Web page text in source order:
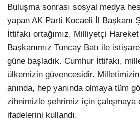
Buluşma sonrası sosyal medya
yapan AK Parti Kocaeli İl Başkanı
İttifakı ortağımız, Milliyetçi
Başkanımız Tuncay Batı ile
güne başladık. Cumhur İttifakı,
ülkemizin güvencesidir. Milletimizin
anında, hep yanında olmaya tüm
zihnimizle şehrimiz için çalışmaya
ifadelerini kullandı.